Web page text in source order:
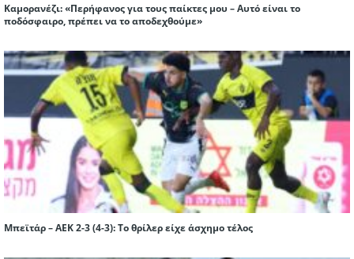
Καμορανέζι: «Περήφανος για τους παίκτες μου – Αυτό είναι το
ποδόσφαιρο, πρέπει να το αποδεχθούμε»
Μπεϊτάρ – ΑΕΚ 2-3 (4-3): Το θρίλερ είχε άσχημο τέλος